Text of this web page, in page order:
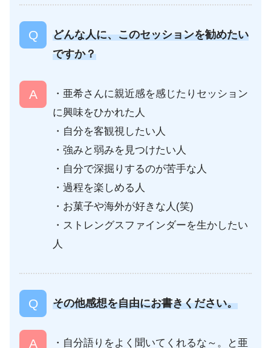
どんな人に、このセッションを勧めたい
ですか？
・亜希さんに親近感を感じたりセッション
に興味をひかれた人
・自分を客観視したい人
・強みと弱みを見つけたい人
・自分で深掘りするのが苦手な人
・過程を楽しめる人
・お菓子や海外が好きな人(笑)
・ストレングスファインダーを生かしたい
人
その他感想を自由にお書きください。
・自分語りをよく聞いてくれるな～。と亜